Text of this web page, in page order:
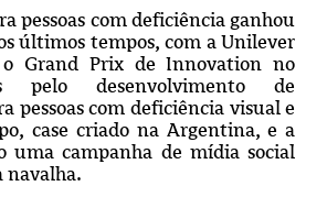
pessoas com deficiência ganhou
últimos tempos, com a Unilever
Grand Prix de Innovation no
pelo desenvolvimento de
pessoas com deficiência visual e
case criado na Argentina, e a
uma campanha de mídia social
navalha.